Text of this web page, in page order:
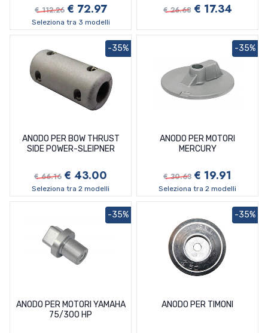
€ 112.26 € 72.97
Seleziona tra 3 modelli
€ 26.68 € 17.34
ANODO PER BOW THRUST
SIDE POWER-SLEIPNER
€ 66.16 € 43.00
-35%
Seleziona tra 2 modelli
ANODO PER MOTORI
MERCURY
€ 30.63 € 19.91
-35%
Seleziona tra 2 modelli
ANODO PER MOTORI YAMAHA
75/300 HP
-35%
ANODO PER TIMONI
-35%